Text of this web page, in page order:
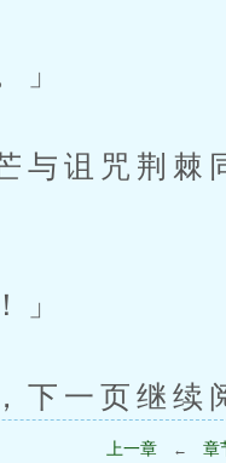
咒荆棘同
一页继续
上一章 ← 章